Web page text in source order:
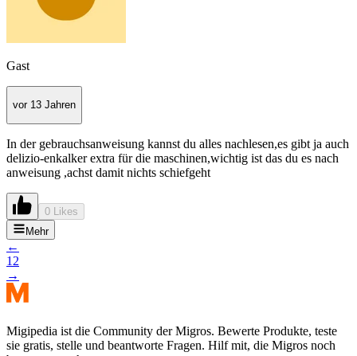
Gast
vor 13 Jahren
In der gebrauchsanweisung kannst du alles nachlesen,es gibt ja auch
delizio-enkalker extra für die maschinen,wichtig ist das du es nach
anweisung ,achst damit nichts schiefgeht
0 Likes
Mehr
←
1 2
→
Migipedia ist die Community der Migros. Bewerte Produkte, teste
sie gratis, stelle und beantworte Fragen. Hilf mit, die Migros noch